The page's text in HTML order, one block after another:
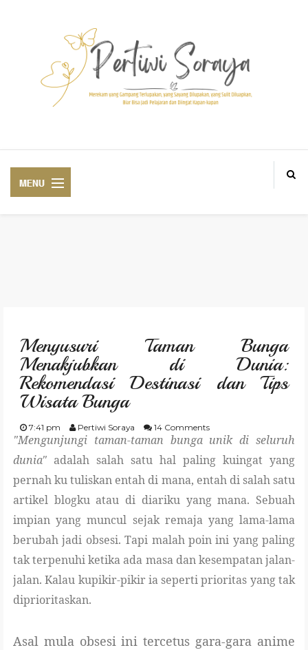
CULINARY
TRAVELING
PARENTING
REVIEW
LIFESTYLE
Menyusuri Taman Bunga
Menakjubkan di Dunia:
Rekomendasi Destinasi dan Tips
Wisata Bunga
7:41 pm Pertiwi Soraya 14 Comments
"Mengunjungi taman-taman bunga unik di seluruh
dunia" adalah salah satu hal paling kuingat yang
pernah ku tuliskan entah di mana, entah di salah satu
artikel blogku atau di diariku yang mana. Sebuah
impian yang muncul sejak remaja yang lama-lama
berubah jadi obsesi. Tapi malah poin ini yang paling
tak terpenuhi ketika ada masa dan kesempatan jalan-
jalan. Kalau kupikir-pikir ia seperti prioritas yang tak
diprioritaskan.
Asal mula obsesi ini tercetus gara-gara anime